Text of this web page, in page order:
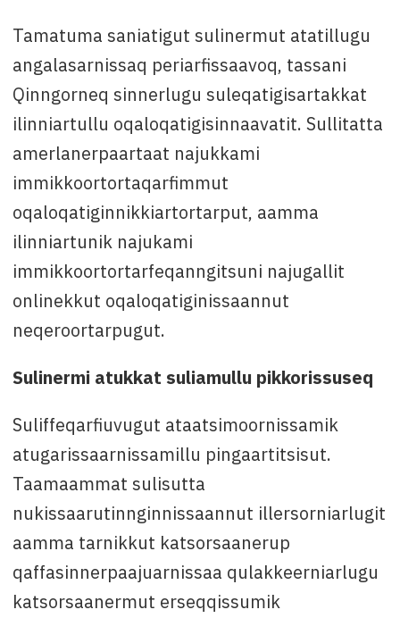
Tamatuma saniatigut sulinermut atatillugu
angalasarnissaq periarfissaavoq, tassani
Qinngorneq sinnerlugu suleqatigisartakkat
ilinniartullu oqaloqatigisinnaavatit. Sullitatta
amerlanerpaartaat najukkami
immikkoortortaqarfimmut
oqaloqatiginnikkiartortarput, aamma
ilinniartunik najukami
immikkoortortarfeqanngitsuni najugallit
onlinekkut oqaloqatiginissaannut
neqeroortarpugut.
Sulinermi atukkat suliamullu pikkorissuseq
Suliffeqarfiuvugut ataatsimoornissamik
atugarissaarnissamillu pingaartitsisut.
Taamaammat sulisutta
nukissaarutinnginnissaannut illersorniarlugit
aamma tarnikkut katsorsaanerup
qaffasinnerpaajuarnissaa qulakkeerniarlugu
katsorsaanermut erseqqissumik